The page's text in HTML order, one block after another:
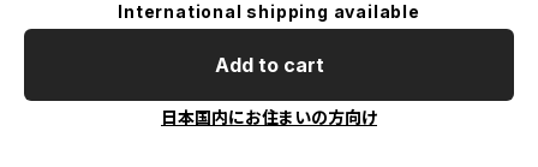
International shipping available
Add to cart
日本国内にお住まいの方向け